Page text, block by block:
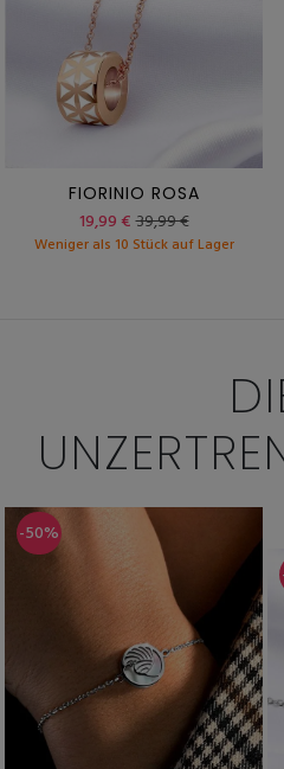
FIORINIO ROSA
19,99 €39,99 €
Weniger als 10 Stück auf Lager
-50%